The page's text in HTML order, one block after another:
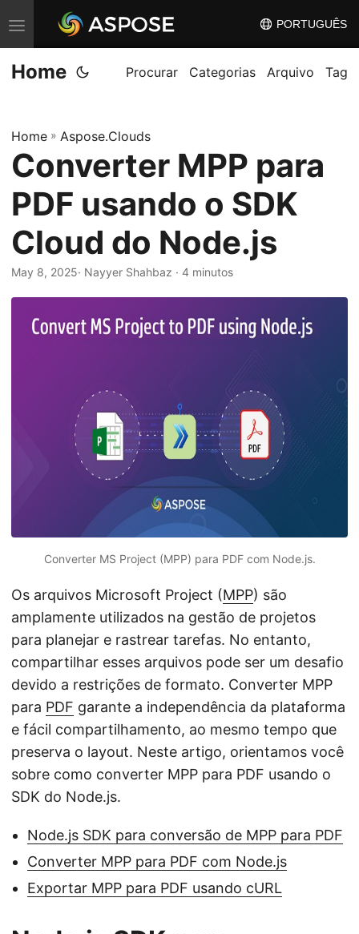
A
l
t
n
a
n
a
v
e
g
PORTUGUÊS
Home Procurar Categorias Arquivo Tag
Home » Aspose.Clouds
Converter MPP para
PDF usando o SDK
Cloud do Node.js
May 8, 2025· Nayyer Shahbaz · 4 minutos
Converter MS Project (MPP) para PDF com Node.js.
Os arquivos Microsoft Project (MPP) são
amplamente utilizados na gestão de projetos
para planejar e rastrear tarefas. No entanto,
compartilhar esses arquivos pode ser um desafio
devido a restrições de formato. Converter MPP
para PDF garante a independência da plataforma
e fácil compartilhamento, ao mesmo tempo que
preserva o layout. Neste artigo, orientamos você
sobre como converter MPP para PDF usando o
SDK do Node.js.
Node.js SDK para conversão de MPP para PDF
Converter MPP para PDF com Node.js
Exportar MPP para PDF usando cURL